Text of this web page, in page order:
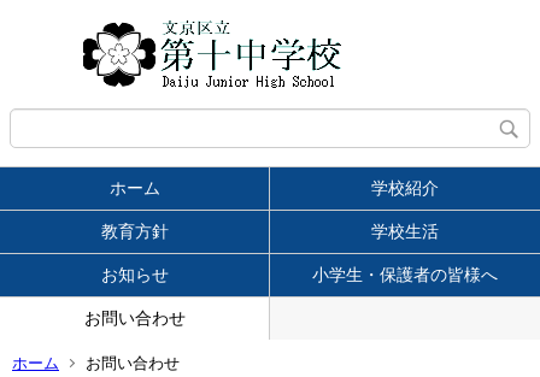
ホーム 学校紹介
教育方針 学校生活
お知らせ 小学生・保護者の皆様へ
お問い合わせ
ホーム お問い合わせ